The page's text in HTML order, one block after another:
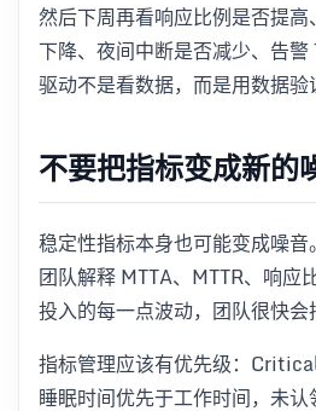
然后下周再看响应比例是否提
下降、夜间中断是否减少、告
驱动不是看数据，而是用数据验
不要把指标变成新的
稳定性指标本身也可能变成噪
团队解释 MTTA、MTTR、响应
投入的每一点波动，团队很快会
指标管理应该有优先级：
睡眠时间优先于工作时间，未